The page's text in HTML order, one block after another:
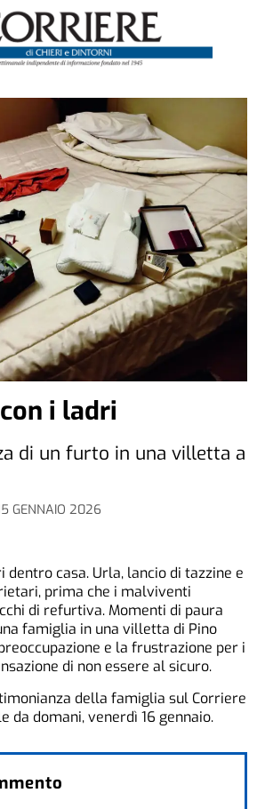
GENNAIO 2026
i ladri
di un furto in una villetta a
dentro casa. Urla, lancio di tazzine e
prima che i malviventi
di refurtiva. Momenti di paura
famiglia in una villetta di Pino
e la frustrazione per i
di non essere al sicuro.
della famiglia sul Corriere
da domani, venerdì 16 gennaio.